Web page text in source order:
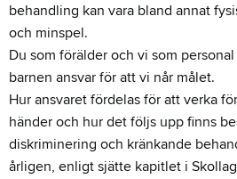
behandling kan vara bland annat
och minspel.
Du som förälder och vi som
barnen ansvar för att vi når målet.
Hur ansvaret fördelas för att verka
händer och hur det följs upp finns
diskriminering och kränkande
årligen, enligt sjätte kapitlet i